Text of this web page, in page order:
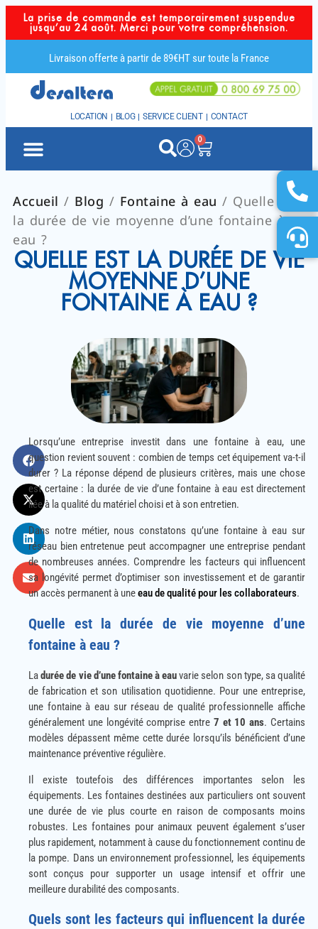
La prise de commande est temporairement suspendue
jusqu’au 24 août. Merci pour votre compréhension.
Livraison offerte à partir de 89€HT sur toute la France
LOCATION BLOG SERVICE CLIENT CONTACT
0
Accueil / Blog / Fontaine à eau / Quelle est
la durée de vie moyenne d’une fontaine à
eau ?
QUELLE EST LA DURÉE DE VIE
MOYENNE D’UNE
FONTAINE À EAU ?
Lorsqu’une entreprise investit dans une fontaine à eau, une
question revient souvent : combien de temps cet équipement va-t-il
durer ? La réponse dépend de plusieurs critères, mais une chose
est certaine : la durée de vie d’une fontaine à eau est directement
liée à la qualité du matériel choisi et à son entretien.
Dans notre métier, nous constatons qu’une fontaine à eau sur
réseau bien entretenue peut accompagner une entreprise pendant
de nombreuses années. Comprendre les facteurs qui influencent
sa longévité permet d’optimiser son investissement et de garantir
un accès permanent à uneeau de qualité pour les collaborateurs.
Quelle est la durée de vie moyenne d’une
fontaine à eau ?
Ladurée de vie d’une fontaine à eauvarie selon son type, sa qualité
de fabrication et son utilisation quotidienne. Pour une entreprise,
une fontaine à eau sur réseau de qualité professionnelle affiche
généralement une longévité comprise entre 7 et 10 ans. Certains
modèles dépassent même cette durée lorsqu’ils bénéficient d’une
maintenance préventive régulière.
Il existe toutefois des différences importantes selon les
équipements. Les fontaines destinées aux particuliers ont souvent
une durée de vie plus courte en raison de composants moins
robustes. Les fontaines pour animaux peuvent également s’user
plus rapidement, notamment à cause du fonctionnement continu de
la pompe. Dans un environnement professionnel, les équipements
sont conçus pour supporter un usage intensif et offrir une
meilleure durabilité des composants.
Quels sont les facteurs qui influencent la durée